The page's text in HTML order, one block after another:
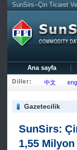
SunSirs--Çin Ticaret
Ana sayfa
Diller: 中文
Gazetecilik
SunSirs:
1,55 Milyon